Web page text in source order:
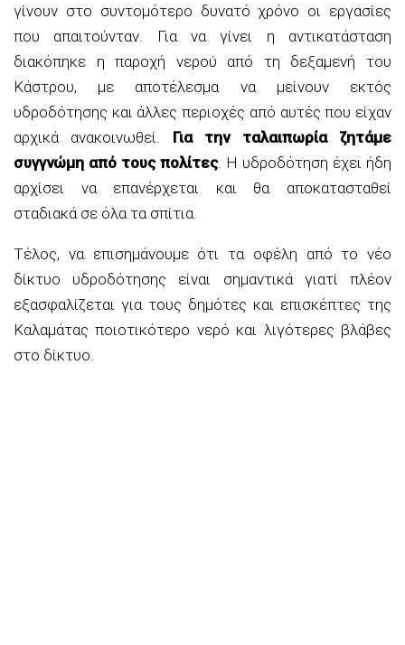
γίνουν στο συντομότερο δυνατό χρόνο οι εργασίες
που απαιτούνταν. Για να γίνει η αντικατάσταση
διακόπηκε η παροχή νερού από τη δεξαμενή του
Κάστρου, με αποτέλεσμα να μείνουν εκτός
υδροδότησης και άλλες περιοχές από αυτές που είχαν
αρχικά ανακοινωθεί. Για την ταλαιπωρία ζητάμε
συγγνώμη από τους πολίτες. Η υδροδότηση έχει ήδη
αρχίσει να επανέρχεται και θα αποκατασταθεί
σταδιακά σε όλα τα σπίτια.
Τέλος, να επισημάνουμε ότι τα οφέλη από το νέο
δίκτυο υδροδότησης είναι σημαντικά γιατί πλέον
εξασφαλίζεται για τους δημότες και επισκέπτες της
Καλαμάτας ποιοτικότερο νερό και λιγότερες βλάβες
στο δίκτυο.